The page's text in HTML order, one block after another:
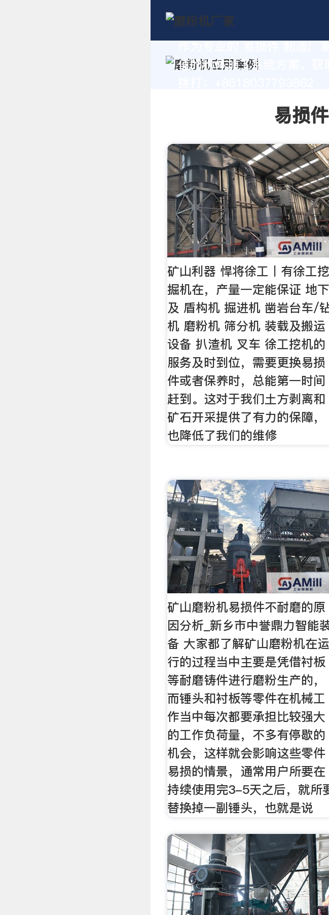
值的粉体加工系统方案。获
易损
矿山利器 悍将徐工丨有徐工挖
掘机在，产量一定能保证 地下
及 盾构机 掘进机 凿岩台车/
机 磨粉机 筛分机 装载及搬运
设备 扒渣机 叉车 徐工挖机的
服务及时到位，需要更换易损
件或者保养时，总能第一时间
赶到。这对于我们土方剥离和
矿石开采提供了有力的保障，
也降低了我们的维修
矿山磨粉机易损件不耐磨的原
因分析_新乡市中誉鼎力智能
备 大家都了解矿山磨粉机在运
行的过程当中主要是凭借衬板
等耐磨铸件进行磨粉生产的，
而锤头和衬板等零件在机械工
作当中每次都要承担比较强大
的工作负荷量，不多有停歇的
机会，这样就会影响这些零件
易损的情景，通常用户所要在
持续使用完3-5天之后，就所
替换掉一副锤头，也就是说